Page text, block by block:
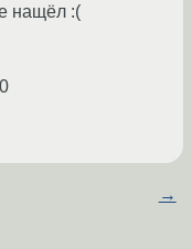
нащёл :(
→